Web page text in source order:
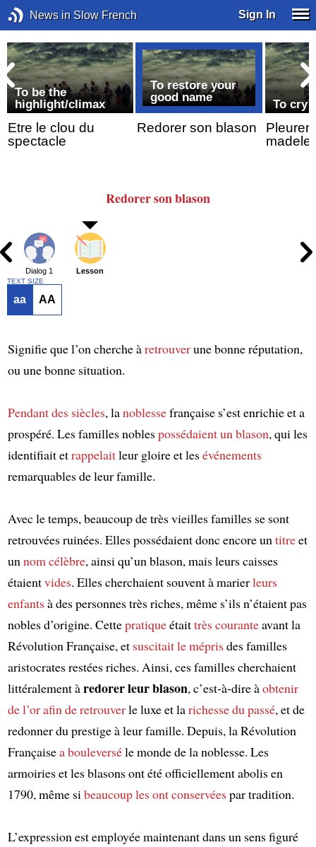
News in Slow French Sign In
To be the
highlight/climax
Etre le clou du
spectacle
To restore your
good name
Redorer son blason
To cry
Pleurer
Redorer son blason
Dialog 1 Lesson
TEXT SIZE
aa AA
Signifie que l’on cherche àretrouverune bonne réputation,
ou une bonne situation.
Pendant des siècles, lanoblessefrançaise s’est enrichie et a
prospéré. Les familles noblespossédaient un blason, qui les
identifiait etrappelaitleur gloire et lesévénements
remarquables de leur famille.
Avec le temps, beaucoup de très vieilles familles se sont
retrouvées ruinées. Elles possédaient donc encore un titreet
un nom célèbre, ainsi qu’un blason, mais leurs caisses
étaientvides. Elles cherchaient souvent à marierleurs
enfantsà des personnes très riches, même s’ils n’étaient pas
nobles d’origine. Cettepratiqueétaittrès couranteavant la
Révolution Française, et suscitait le méprisdes familles
aristocrates restées riches. Ainsi, ces familles cherchaient
littéralement àredorer leur blason, c’est-à-dire àobtenir
de l’orafin de retrouverle luxe et larichesse du passé, et de
redonner du prestige à leur famille. Depuis, la Révolution
Françaisea bouleverséle monde de la noblesse. Les
armoiries et les blasons ont été officiellement abolis en
1790, même si beaucoup les ont conservéespar tradition.
L’expression est employée maintenant dans un sens figuré